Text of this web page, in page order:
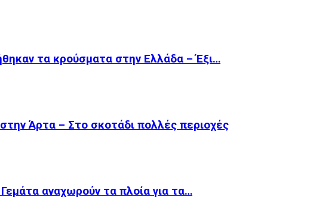
τα κρούσματα στην Ελλάδα – Έξι…
Άρτα – Στο σκοτάδι πολλές περιοχές
αναχωρούν τα πλοία για τα…